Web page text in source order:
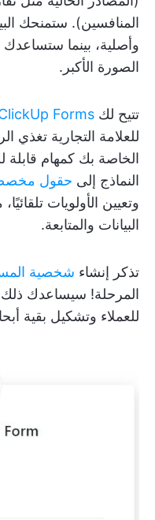
المنافسين). ستمنحك
وأصلية، بينما ستساعدك
الصورة الأكبر.
تتيح لك Forms
للعلامة التجارية تغذي
الخاصة بك كمهام قابلة
النماذج إلى حقول
وتعيين الأولويات
البيانات والمتابعة.
تذكر إنشاء شخصية
المرحلة! سيساعدك
للعملاء وتشكيل بقية